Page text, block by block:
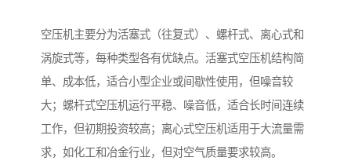
空压机主要分为活塞式（往复式）、螺杆式、离心式和
涡旋式等，每种类型各有优缺点。活塞式空压机结构简
单、成本低，适合小型企业或间歇性使用，但噪音较
大；螺杆式空压机运行平稳、噪音低，适合长时间连续
工作，但初期投资较高；离心式空压机适用于大流量需
求，如化工和冶金行业，但对空气质量要求较高。